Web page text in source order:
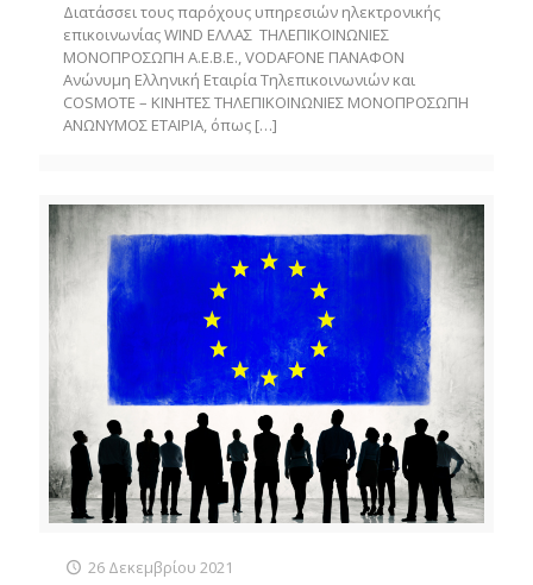
Διατάσσει τους παρόχους υπηρεσιών ηλεκτρονικής
επικοινωνίας WIND ΕΛΛΑΣ ΤΗΛΕΠΙΚΟΙΝΩΝΙΕΣ
ΜΟΝΟΠΡΟΣΩΠΗ Α.Ε.Β.Ε., VODAFONE ΠΑΝΑΦΟΝ
Ανώνυμη Ελληνική Εταιρία Τηλεπικοινωνιών και
COSMOTE – ΚΙΝΗΤΕΣ ΤΗΛΕΠΙΚΟΙΝΩΝΙΕΣ ΜΟΝΟΠΡΟΣΩΠΗ
ΑΝΩΝΥΜΟΣ ΕΤΑΙΡΙΑ, όπως […]
26 Δεκεμβρίου 2021